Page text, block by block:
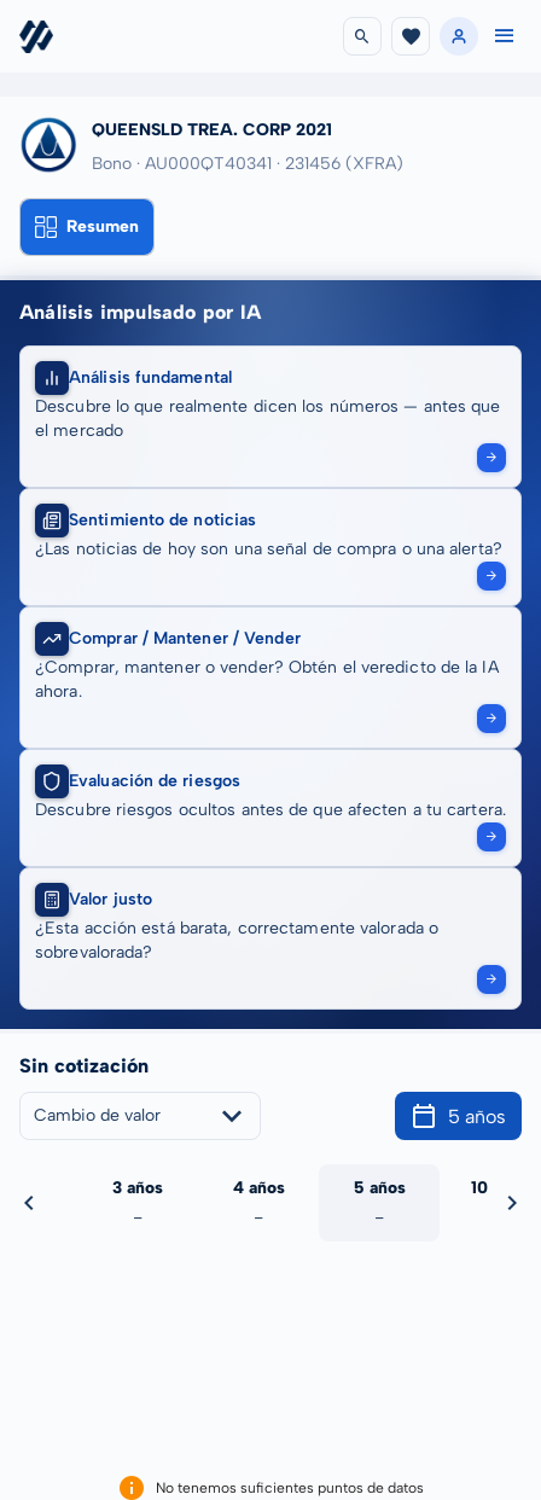
QUEENSLD TREA. CORP 2021
Bono · AU000QT40341 · 231456 (XFRA)
Resumen
Análisis impulsado por IA
Análisis fundamental
Descubre lo que realmente dicen los números — antes que
el mercado
Sentimiento de noticias
¿Las noticias de hoy son una señal de compra o una alerta?
Comprar / Mantener / Vender
¿Comprar, mantener o vender? Obtén el veredicto de la IA
ahora.
Evaluación de riesgos
Descubre riesgos ocultos antes de que afecten a tu cartera.
Valor justo
¿Esta acción está barata, correctamente valorada o
sobrevalorada?
Sin cotización
Cambio de valor 5 años
3 años
-
4 años
-
5 años
-
10 años
No tenemos suficientes puntos de datos